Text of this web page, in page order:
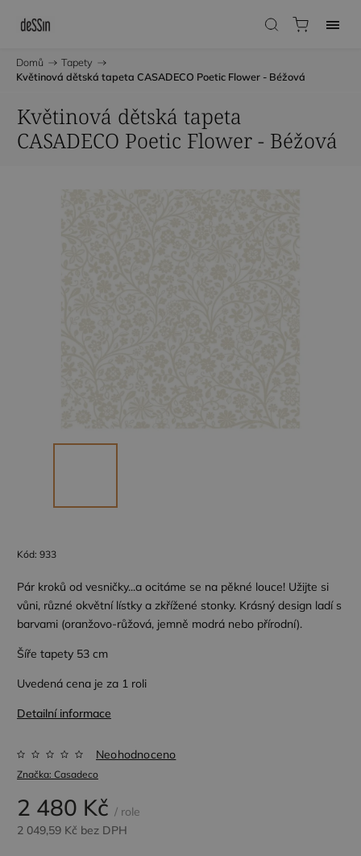
Domů / Tapety /
Květinová dětská tapeta CASADECO Poetic Flower - Béžová
Květinová dětská tapeta
CASADECO Poetic Flower - Béžová
Kód: 933
Pár kroků od vesničky...a ocitáme se na pěkné louce! Užijte si
vůni, různé okvětní lístky a zkřížené stonky. Krásný design ladí s
barvami (oranžovo-růžová, jemně modrá nebo přírodní).
Šíře tapety 53 cm
Uvedená cena je za 1 roli
Detailní informace
Značka: Casadeco
Neohodnoceno
2 480 Kč / role
2 049,59 Kč bez DPH